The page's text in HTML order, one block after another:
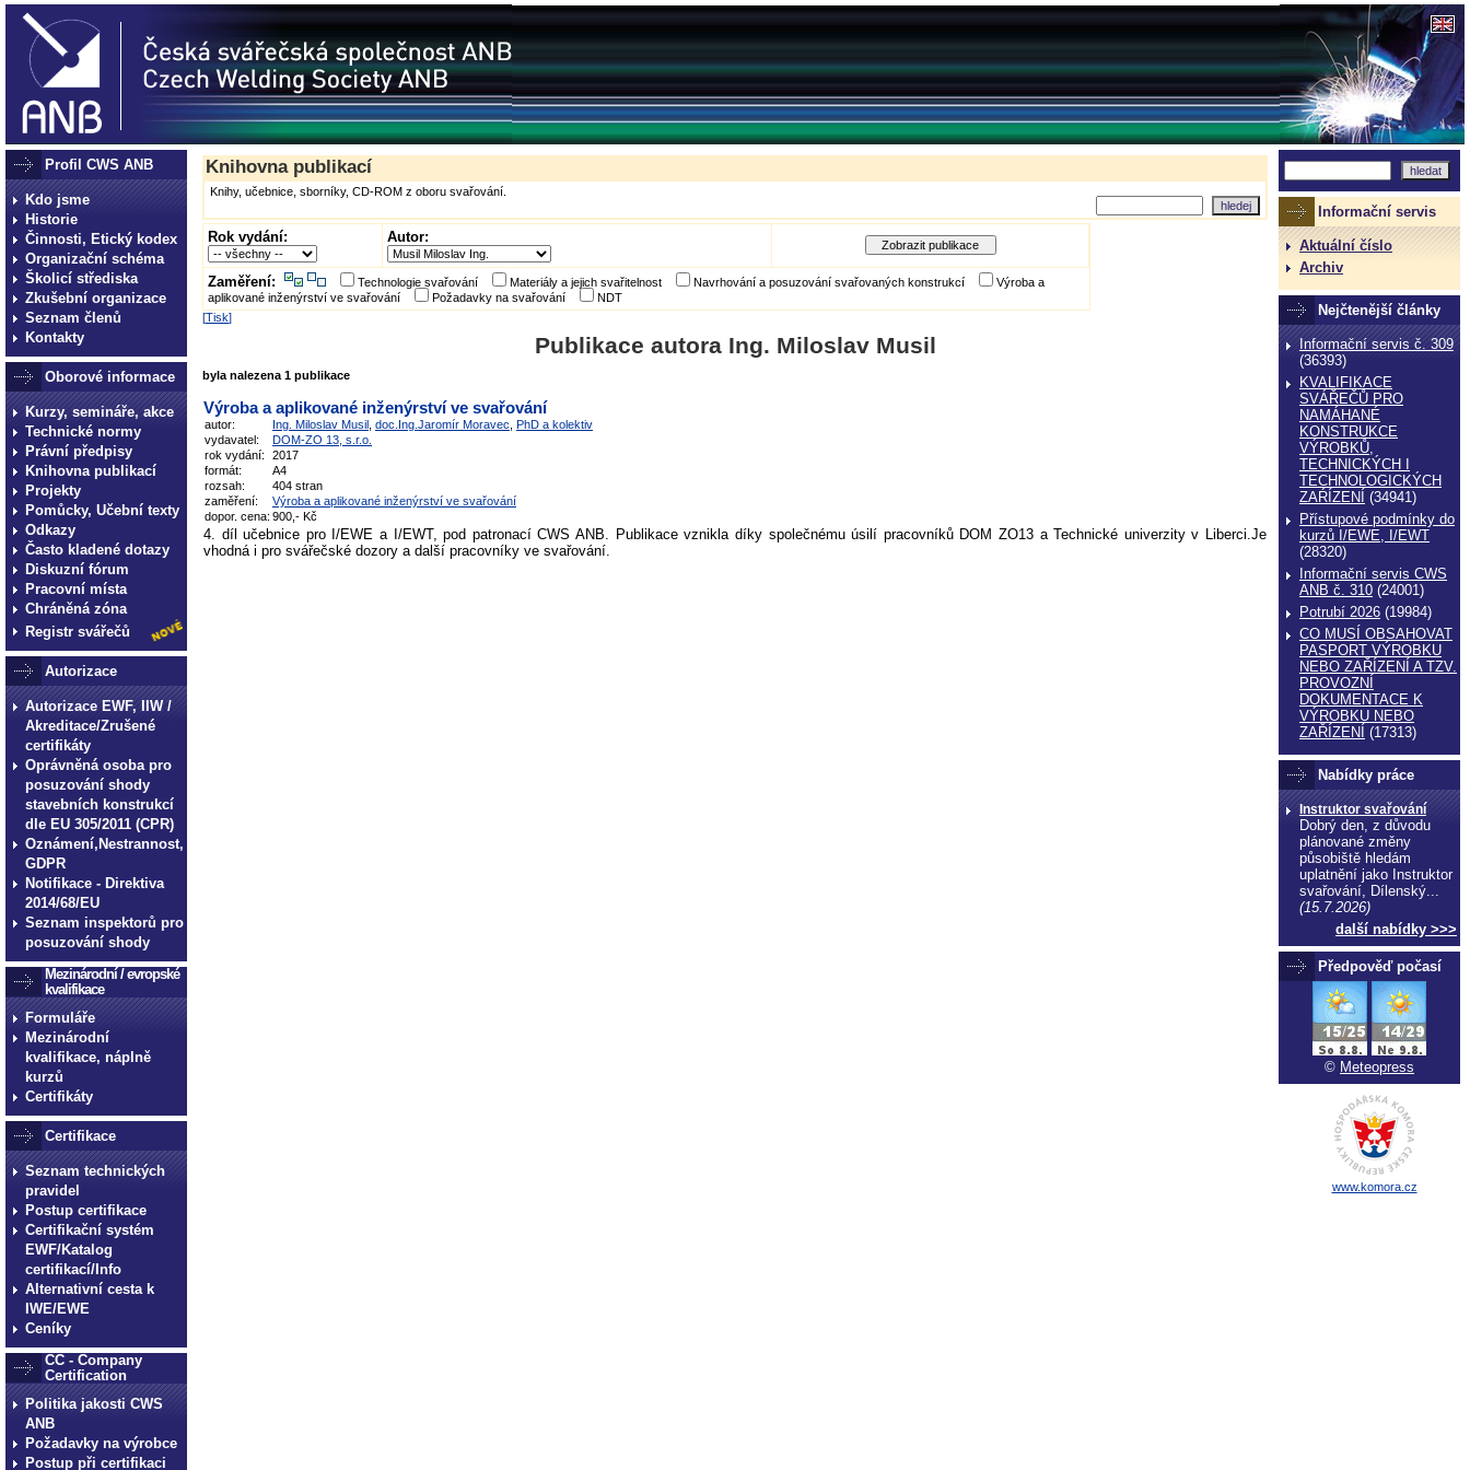
Profil CWS ANB
Kdo jsme
Historie
Činnosti, Etický kodex
Organizační schéma
Školicí střediska
Zkušební organizace
Seznam členů
Kontakty
Oborové informace
Kurzy, semináře, akce
Technické normy
Právní předpisy
Knihovna publikací
Projekty
Pomůcky, Učební texty
Odkazy
Často kladené dotazy
Diskuzní fórum
Pracovní místa
Chráněná zóna
Registr svářečů
Autorizace
Autorizace EWF, IIW /
Akreditace/Zrušené
certifikáty
Oprávněná osoba pro
posuzování shody
stavebních konstrukcí
dle EU 305/2011 (CPR)
Oznámení,Nestrannost,
GDPR
Notifikace - Direktiva
2014/68/EU
Seznam inspektorů pro
posuzování shody
Mezinárodní / evropské
kvalifikace
Formuláře
Mezinárodní
kvalifikace, náplně
kurzů
Certifikáty
Certifikace
Seznam technických
pravidel
Postup certifikace
Certifikační systém
EWF/Katalog
certifikací/Info
Alternativní cesta k
IWE/EWE
Ceníky
CC - Company
Certification
Politika jakosti CWS
ANB
Požadavky na výrobce
Postup při certifikaci
Knihovna publikací
Knihy, učebnice, sborníky, CD-ROM z oboru svařování.
Rok vydání: Autor:
Zaměření: Technologie svařování Materiály a jejich svařitelnost Navrhování a posuzování svařovaných konstrukcí
Výroba a
aplikované inženýrství ve svařování
Požadavky na svařování
NDT
[Tisk]
Publikace autora Ing. Miloslav Musil
byla nalezena 1 publikace
Výroba a aplikované inženýrství ve svařování
autor: Ing. Miloslav Musil doc.Ing.Jaromír Moravec PhD a kolektiv
vydavatel:
DOM-ZO 13, s.r.o.
rok vydání:
2017
formát:
A4
rozsah:
404 stran
zaměření:
Výroba a aplikované inženýrství ve svařování
dopor. cena: 900,- Kč
4. díl učebnice pro I/EWE a I/EWT, pod patronací CWS ANB. Publikace vznikla díky společnému úsilí pracovníků DOM ZO13 a Technické univerzity v Liberci.Je
vhodná i pro svářečské dozory a další pracovníky ve svařování.
Informační servis
Aktuální číslo
Archiv
Nejčtenější články
Informační servis č. 309
(36393)
KVALIFIKACE
SVÁŘEČŮ PRO
NAMÁHANÉ
KONSTRUKCE
VÝROBKŮ,
TECHNICKÝCH I
TECHNOLOGICKÝCH
ZAŔÍZENÍ (34941)
Přístupové podmínky do
kurzů I/EWE, I/EWT
(28320)
Informační servis CWS
ANB č. 310 (24001)
Potrubí 2026 (19984)
CO MUSÍ OBSAHOVAT
PASPORT VÝROBKU
NEBO ZAŘÍZENÍ A TZV.
PROVOZNÍ
DOKUMENTACE K
VÝROBKU NEBO
ZAŘÍZENÍ (17313)
Nabídky práce
Instruktor svařování
Dobrý den, z důvodu
plánované změny
působiště hledám
uplatnění jako Instruktor
svařování, Dílenský...
(15.7.2026)
další nabídky >>>
Předpověď počasí
© Meteopress
www.komora.cz